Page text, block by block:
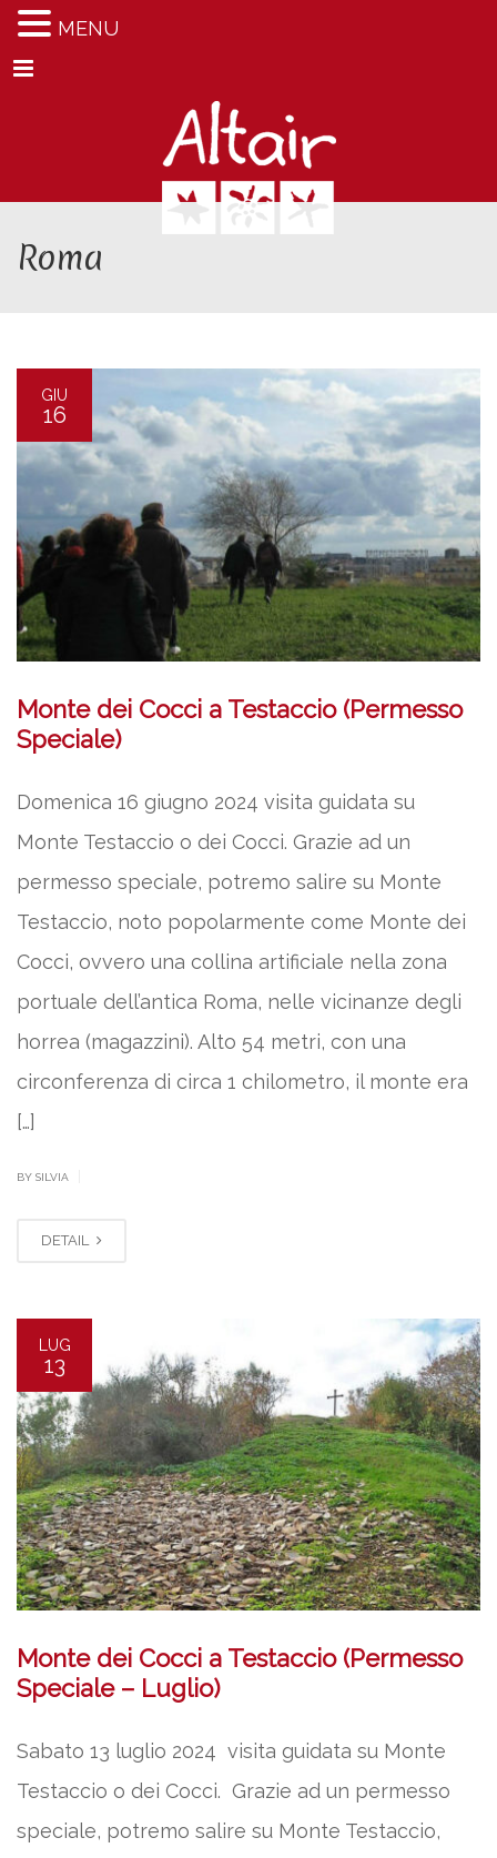
Menu
Roma
GIU
16
Monte dei Cocci a Testaccio (Permesso
Speciale)
Domenica 16 giugno 2024 visita guidata su
Monte Testaccio o dei Cocci. Grazie ad un
permesso speciale, potremo salire su Monte
Testaccio, noto popolarmente come Monte dei
Cocci, ovvero una collina artificiale nella zona
portuale dell’antica Roma, nelle vicinanze degli
horrea (magazzini). Alto 54 metri, con una
circonferenza di circa 1 chilometro, il monte era
[…]
BY SILVIA
DETAIL
LUG
13
Monte dei Cocci a Testaccio (Permesso
Speciale – Luglio)
Sabato 13 luglio 2024 visita guidata su Monte
Testaccio o dei Cocci. Grazie ad un permesso
speciale, potremo salire su Monte Testaccio,
MENU